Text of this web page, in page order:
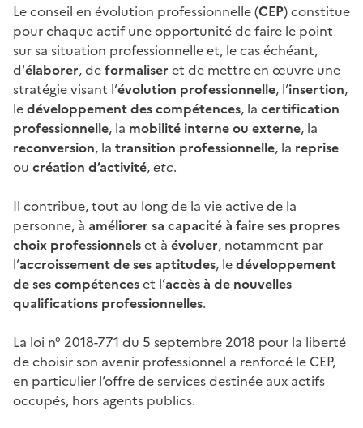
Le conseil en évolution professionnelle (CEP) constitue
pour chaque actif une opportunité de faire le point
sur sa situation professionnelle et, le cas échéant,
d'élaborer, deformaliser et de mettre en œuvre une
stratégie visant l’évolution professionnelle, l’insertion,
ledéveloppement des compétences, la certification
professionnelle, la mobilité interne ou externe, la
reconversion, la transition professionnelle, la reprise
ou création d’activité,etc.
Il contribue, tout au long de la vie active de la
personne, à améliorer sa capacité à faire ses propres
choix professionnelset à évoluer, notamment par
l’accroissement de ses aptitudes, ledéveloppement
de ses compétenceset l’accès à de nouvelles
qualifications professionnelles.
La loi n° 2018-771 du 5 septembre 2018 pour la liberté
de choisir son avenir professionnel a renforcé le CEP,
en particulier l’offre de services destinée aux actifs
occupés, hors agents publics.